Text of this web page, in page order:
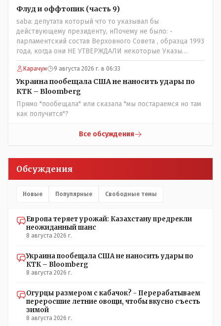
Флуд и оффтопик (часть 9)
saba: депутата который что то указывал бы
действующему президенту, нПочему не было: -
парламентский состав Верховного Совета , образца 1993
года, когда они НЕ УТВЕРЖДАЛИ некоторые Указы
Назарбаева, особенно в части выборов и перевыборов и
некоторых вопросах внутренней политики, и тогда
Назарбай волевым Указом РАСПУСТИЛ этот бунтарский
состав. Имя - Серикболсын Абдильдин вам знакомо -
юывший секретарь ЦК КП Казахстана , впоследствии -
депутат Верховного Совета и Мажлиса и Председатель
партии коммунстов- он в то время и после и причём
НЕОДНОКРАТНО, указывал и многократно на недостатки
Назарбая и предлагал ему самому ДОБРОВОЛЬНО уйти с
Карачун 9 августа 2026 г. в 06:33
Украина пообещала США не наносить удары по
КТК – Bloomberg
Прямо "пообещала" или сказала "мы постараемся но там
как получится"?
Все обсуждения
Обсуждения
Новые Популярные Свободные темы
Европа теряет урожай: Казахстану предрекли
неожиданный шанс
8 августа 2026 г.
Украина пообещала США не наносить удары по
КТК – Bloomberg
8 августа 2026 г.
Огурцы размером с кабачок? - Перерабатываем
переросшие летние овощи, чтобы вкусно съесть
зимой
8 августа 2026 г.